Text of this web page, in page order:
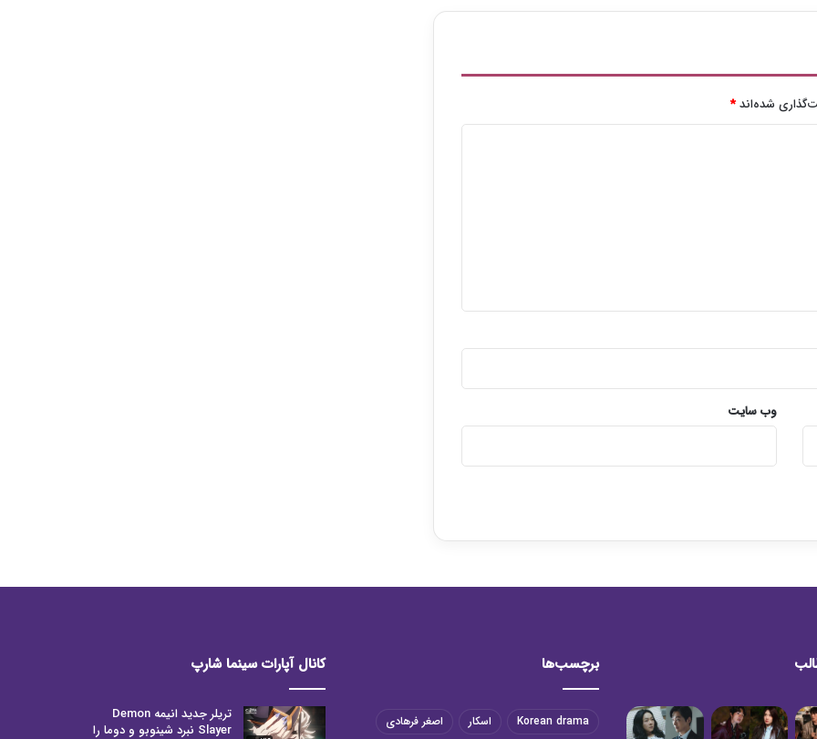
شده‌اند*
وب‌ سایت
برچسب‌ها
Korean drama اسکار اصغر فرهادی
کانال آپارات سینما شارپ
تریلر جدید انیمه Demon
Slayer نبرد شینوبو و دوما را